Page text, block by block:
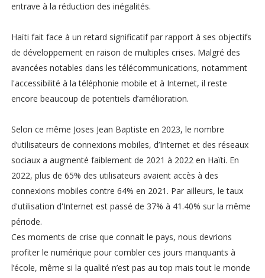
entrave à la réduction des inégalités.
Haïti fait face à un retard significatif par rapport à ses objectifs
de développement en raison de multiples crises. Malgré des
avancées notables dans les télécommunications, notamment
l'accessibilité à la téléphonie mobile et à Internet, il reste
encore beaucoup de potentiels d’amélioration.
Selon ce même Joses Jean Baptiste en 2023, le nombre
d’utilisateurs de connexions mobiles, d’Internet et des réseaux
sociaux a augmenté faiblement de 2021 à 2022 en Haïti. En
2022, plus de 65% des utilisateurs avaient accès à des
connexions mobiles contre 64% en 2021. Par ailleurs, le taux
d'utilisation d'Internet est passé de 37% à 41.40% sur la même
période.
Ces moments de crise que connait le pays, nous devrions
profiter le numérique pour combler ces jours manquants à
l’école, même si la qualité n’est pas au top mais tout le monde